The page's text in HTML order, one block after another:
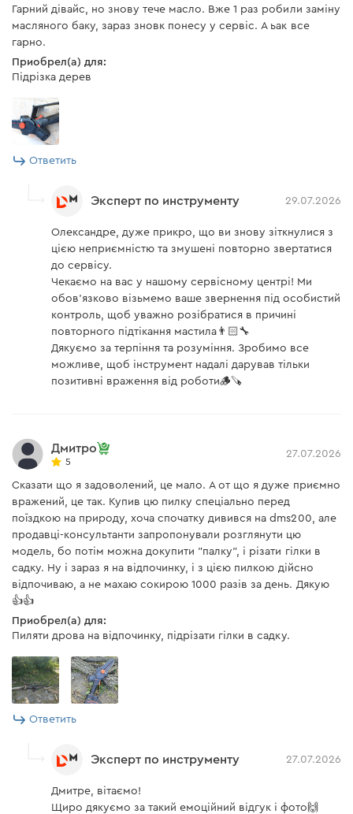
аккумулятора BP-280N 8
А/ч BP-280N 8 А/ч
173 мин
Допустимая температура
для зарядки АКБ
Частота сети
Вес
Аккумуляторная батарея Dnipro-M BP-260 6,0
Аккумуляторная батарея есть
Зарядное устройство Dnipro-M FC-230
Инструкция пользователя
Скачать инструкцию к "Аккумуляторная мини цепная
пила Dnipro-M DMS-201BC (без АКБ и ЗУ)"
Скачать инструкцию к "Аккумуляторная батарея Dnipro-
M BP-260 6,0 А*ч"
Скачать инструкцию к "Зарядное устройство Dnipro-M
Гарний дівайс, но знову тече масло. Вже 1 раз робили заміну
масляного баку, зараз зновк понесу у сервіс. А ьак все
гарно.
Приобрел(а) для:
Підрізка дерев
Ответить
Эксперт по инструменту 29.07.2026
Олександре, дуже прикро, що ви знову зіткнулися з
цією неприємністю та змушені повторно звертатися
до сервісу.
Чекаємо на вас у нашому сервісному центрі! Ми
обов'язково візьмемо ваше звернення під особистий
контроль, щоб уважно розібратися в причині
повторного підтікання мастила👨🏻‍🔧
Дякуємо за терпіння та розуміння. Зробимо все
можливе, щоб інструмент надалі дарував тільки
позитивні враження від роботи🪵🪚
Дмитро
5
27.07.2026
Сказати що я задоволений, це мало. А от що я дуже приємно
вражений, це так. Купив цю пилку спеціально перед
поїздкою на природу, хоча спочатку дивився на dms200, але
продавці-консультанти запропонували розглянути цю
модель, бо потім можна докупити "палку", і різати гілки в
садку. Ну і зараз я на відпочинку, і з цією пилкою дійсно
відпочиваю, а не махаю сокирою 1000 разів за день. Дякую
👍👍
Приобрел(а) для:
Пиляти дрова на відпочинку, підрізати гілки в садку.
Ответить
Эксперт по инструменту 27.07.2026
Дмитре, вітаємо!
Щиро дякуємо за такий емоційний відгук і фото🙌